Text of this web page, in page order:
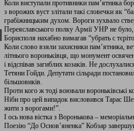
Коли виступали противники пам’ятника
з ворожих вуст злітали такі словечки як
грабіжницьким духом. Вороги зухвало
Переяславського полку Армії УНР не було,
Борисполя нахабно вимагав “убрать с
Коли слово взяли захисники пам’ятника,
літнього вороньківця, що монумент
і відспівав загиблих козаків. Не
Тетяни Гойди. Депутати сільради
більшовиків.
Проти кого ж тоді воювали вороньківські
Ніби про цей випадок висловився Тарас
жити з ворогами!”.
І ось нова вістка з Воронькова –
Поезію “До Основ’яненка” Кобзар